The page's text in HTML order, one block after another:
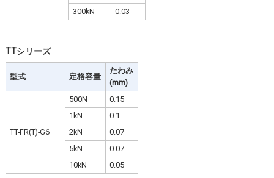
300kN
0.03
TTシリーズ
型式 定格容量
たわみ
(mm)
TT-FR(T)-G6
500N
0.15
1kN
0.1
2kN
0.07
5kN
0.07
10kN
0.05